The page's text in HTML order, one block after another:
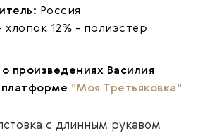
Россия
хлопок 12% - полиэстер
произведениях Василия
платформе "Моя Третьяковка"
с длинным рукавом